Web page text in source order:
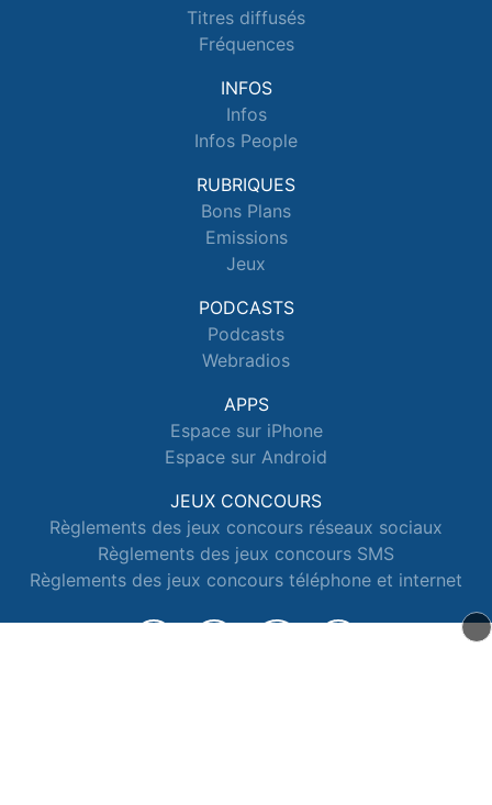
Titres diffusés
Fréquences
INFOS
Infos
Infos People
RUBRIQUES
Bons Plans
Emissions
Jeux
PODCASTS
Podcasts
Webradios
APPS
Espace sur iPhone
Espace sur Android
JEUX CONCOURS
Règlements des jeux concours réseaux sociaux
Règlements des jeux concours SMS
Règlements des jeux concours téléphone et internet